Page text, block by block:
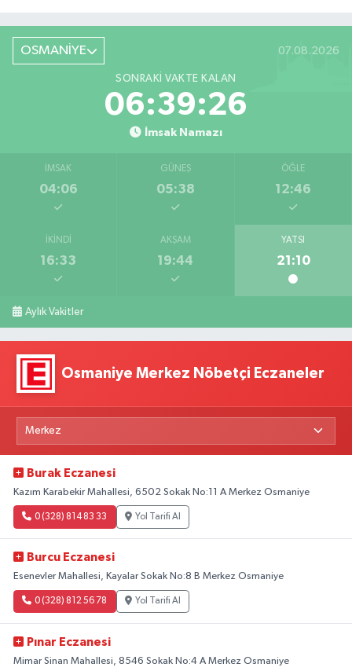
OSMANİYE 07.08.2026
SONRAKI VAKTE KALAN
06:39:25
İmsak Namazı
İMSAK
04:06
GÜNEŞ
05:38
ÖĞLE
12:46
İKINDI
16:33
AKŞAM
19:44
YATSI
21:10
Aylık Vakitler
Osmaniye Merkez Nöbetçi Eczaneler
Burak Eczanesi
Kazım Karabekir Mahallesi, 6502 Sokak No:11 A Merkez Osmaniye
0 (328) 814 83 33 Yol Tarifi Al
Burcu Eczanesi
Esenevler Mahallesi, Kayalar Sokak No:8 B Merkez Osmaniye
0 (328) 812 56 78 Yol Tarifi Al
Pınar Eczanesi
Mimar Sinan Mahallesi, 8546 Sokak No:4 A Merkez Osmaniye